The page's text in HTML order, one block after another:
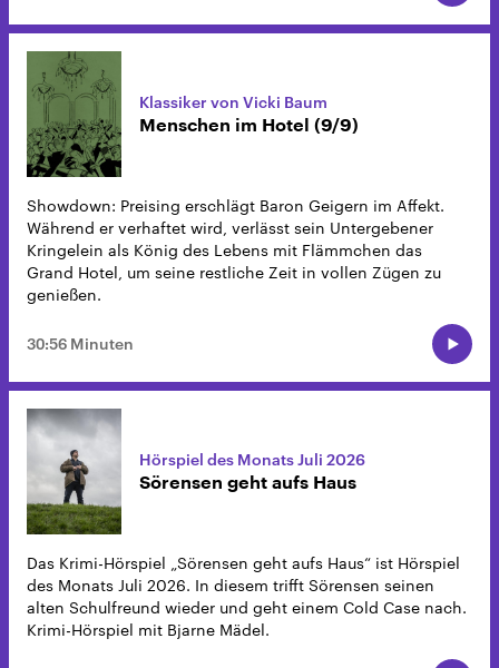
Klassiker von Vicki Baum
Menschen im Hotel (9/9)
Showdown: Preising erschlägt Baron Geigern im Affekt.
Während er verhaftet wird, verlässt sein Untergebener
Kringelein als König des Lebens mit Flämmchen das
Grand Hotel, um seine restliche Zeit in vollen Zügen zu
genießen.
30:56 Minuten
Hörspiel des Monats Juli 2026
Sörensen geht aufs Haus
Das Krimi-Hörspiel „Sörensen geht aufs Haus“ ist Hörspiel
des Monats Juli 2026. In diesem trifft Sörensen seinen
alten Schulfreund wieder und geht einem Cold Case nach.
Krimi-Hörspiel mit Bjarne Mädel.